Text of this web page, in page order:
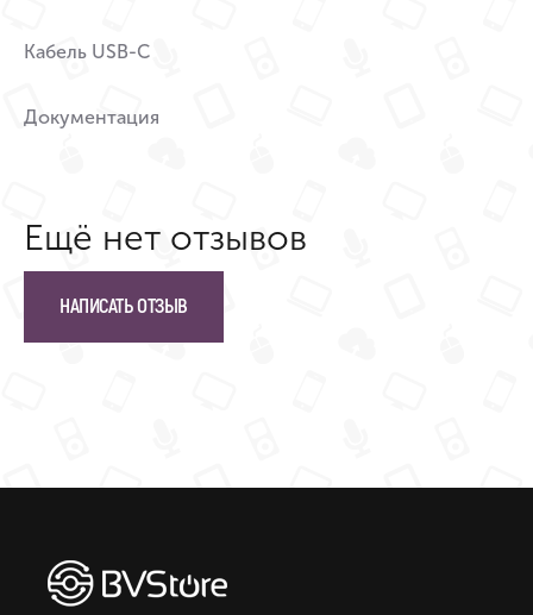
Кабель USB-C
Документация
Ещё нет отзывов
НАПИСАТЬ ОТЗЫВ